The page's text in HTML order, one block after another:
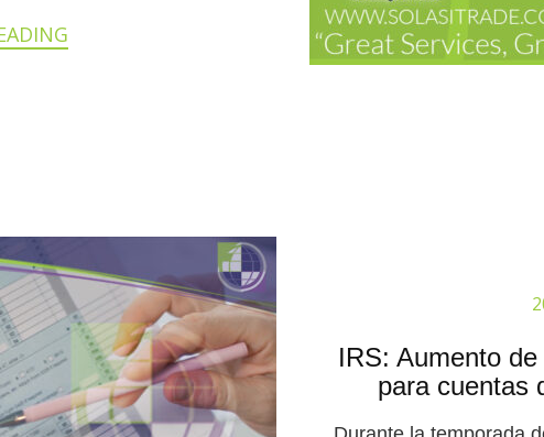
IRS: Aumento
para cuentas